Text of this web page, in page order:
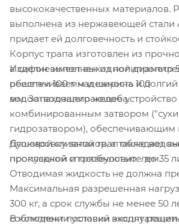
высококачественных материалов.
выполнена из нержавеющей стали
придает ей долговечность и
Корпус трапа изготовлен из
а сифон выполнен из
обеспечивает надежность и
водоотводящего желоба.
Изделие имеет выходной диаметр
решетки 100 мм и ширина 100
мм. Запахозапирающее
комбинированным затвором
гидрозатвором),
блокировку запахов, а также
прокладкой и грязеуловителем.
Душевой сливной трап обладает
пропускной способностью - до 35
Отводимая жидкость не должна
Максимальная разрешенная
300 кг, а срок службы не менее 50
соблюдении условий эксплуатации.
В комплект поставки входят